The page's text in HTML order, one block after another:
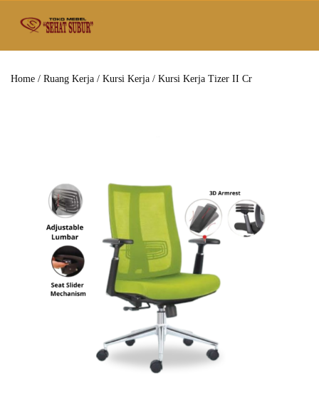
Home / Ruang Kerja / Kursi Kerja / Kursi Kerja Tizer II Cr